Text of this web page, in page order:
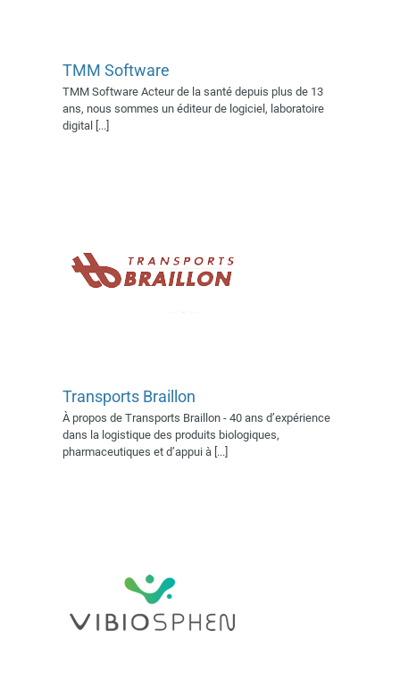
TMM Software
TMM Software Acteur de la santé depuis plus de 13
ans, nous sommes un éditeur de logiciel, laboratoire
digital [...]
Transports Braillon
Exposant 2022
Transports Braillon
À propos de Transports Braillon - 40 ans d’expérience
dans la logistique des produits biologiques,
pharmaceutiques et d’appui à [...]
VibioSphen
Exposant 2022
Village AFSSI